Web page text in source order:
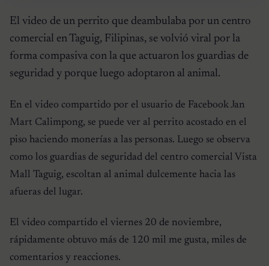
El video de un perrito que deambulaba por un centro
comercial en Taguig, Filipinas, se volvió viral por la
forma compasiva con la que actuaron los guardias de
seguridad y porque luego adoptaron al animal.
En el video compartido por el usuario de Facebook Jan
Mart Calimpong, se puede ver al perrito acostado en el
piso haciendo monerías a las personas. Luego se observa
como los guardias de seguridad del centro comercial Vista
Mall Taguig, escoltan al animal dulcemente hacia las
afueras del lugar.
El video compartido el viernes 20 de noviembre,
rápidamente obtuvo más de 120 mil me gusta, miles de
comentarios y reacciones.